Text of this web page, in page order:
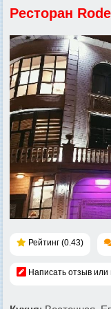
Ресторан
Рейтинг (0.43)
Написать отзыв или